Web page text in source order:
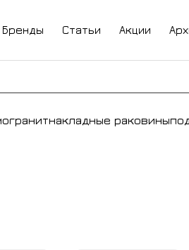
Бренды Статьи Акции
накладные раковины